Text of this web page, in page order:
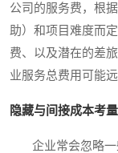
公司的服务费，根
助）和项目难度而
费、以及潜在的差
业服务总费用可能
隐藏与间接成本考量
企业常会忽略一